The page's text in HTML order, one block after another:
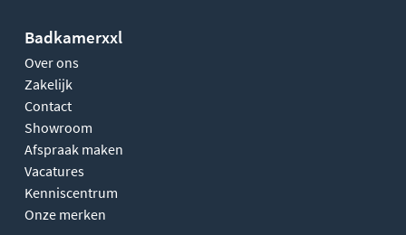
Badkamerxxl
Over ons
Zakelijk
Contact
Showroom
Afspraak maken
Vacatures
Kenniscentrum
Onze merken